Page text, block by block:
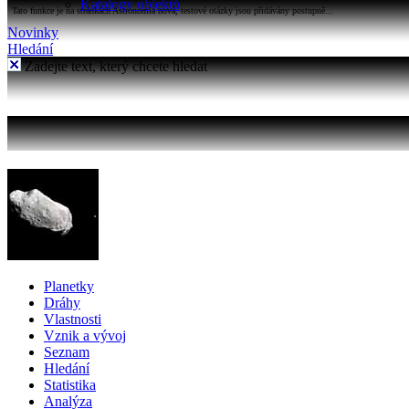
Katalogy objektů
Tato funkce je na stránkách Astronomia nová, testové otázky jsou přidávány postupně...
Novinky
Hledání
Zadejte text, který chcete hledat
Planetky
Dráhy
Vlastnosti
Vznik a vývoj
Seznam
Hledání
Statistika
Analýza